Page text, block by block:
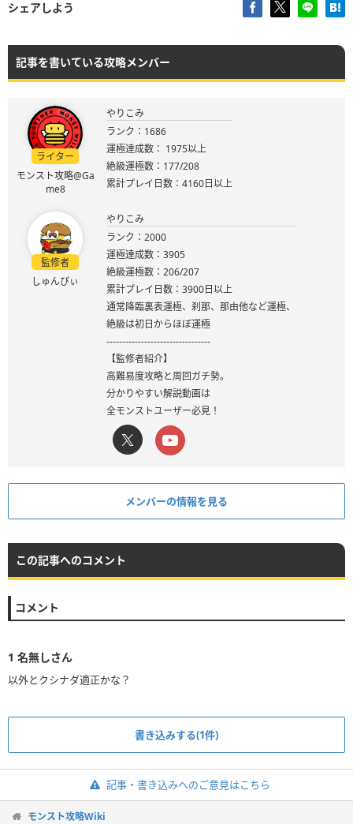
シェアしよう
記事を書いている攻略メンバー
ライター
モンスト攻略@Ga
me8
やりこみ
ランク：1686
運極達成数： 1975以上
絶級運極数：177/208
累計プレイ日数：4160日以上
監修者
しゅんぴぃ
やりこみ
ランク：2000
運極達成数：3905
絶級運極数：206/207
累計プレイ日数：3900日以上
通常降臨裏表運極、刹那、那由他など運極、
絶級は初日からほぼ運極
---------------------------------
【監修者紹介】
高難易度攻略と周回ガチ勢。
分かりやすい解説動画は
全モンストユーザー必見！
メンバーの情報を見る
この記事へのコメント
コメント
1 名無しさん
以外とクシナダ適正かな？
書き込みする(1件)
記事・書き込みへのご意見はこちら
モンスト攻略Wiki